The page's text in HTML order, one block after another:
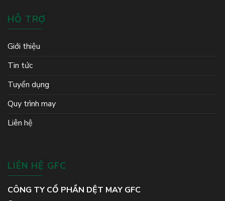
HỖ TRỢ
Giới thiệu
Tin tức
Tuyển dụng
Quy trình may
Liên hệ
LIÊN HỆ GFC
CÔNG TY CỔ PHẦN DỆT MAY GFC